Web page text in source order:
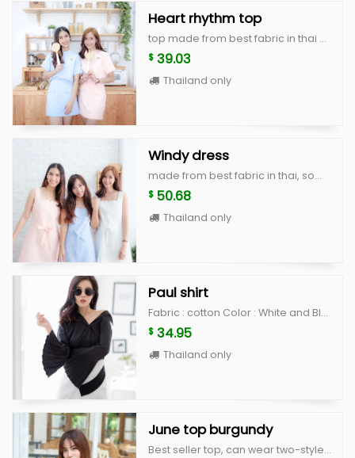
Heart rhythm top
top made from best fabric in thai with high quality cutting, basic and cute style heart rhythm top color : white, peach, blue, beige scott size : breast 36" lenght 18"
$ 39.03
Thailand only
Windy dress
made from best fabric in thai, some color made from imported japaness fabric with high quality cutting in basic style windy dress color : white, peach, blue, beige scott size : breast 34" waist 28-30" hip free lenght 31"
$ 50.68
Thailand only
Paul shirt
Fabric : cotton Color : White and Black Size : Freesize
$ 34.95
Thailand only
June top burgundy
Best seller top, can wear two-style both front and back side made from quality fabric with good cutting customized size up to you! size s : bust 32” lenght 20” Size M : bust 34” lenght 20”